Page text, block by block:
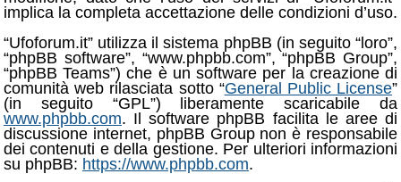
implica la completa accettazione delle condizioni d’uso.
“Ufoforum.it” utilizza il sistema phpBB (in seguito “loro”,
“phpBB software”, “www.phpbb.com”, “phpBB Group”,
“phpBB Teams”) che è un software per la creazione di
comunità web rilasciata sotto “General Public License”
(in seguito “GPL”) liberamente scaricabile da
www.phpbb.com. Il software phpBB facilita le aree di
discussione internet, phpBB Group non è responsabile
dei contenuti e della gestione. Per ulteriori informazioni
su phpBB: https://www.phpbb.com.